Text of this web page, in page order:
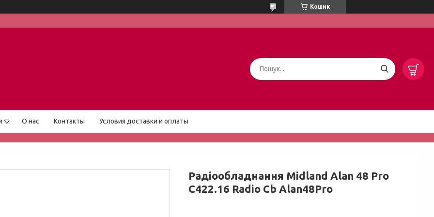
Кошик
О нас Контакты Условия доставки и оплаты
Радіообладнання Midland Alan 48 Pro
C422.16 Radio Cb Alan48Pro